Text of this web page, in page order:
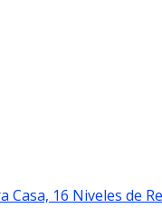
Casa, 16 Niveles de